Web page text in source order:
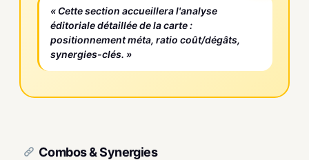
« Cette section accueillera l'analyse
éditoriale détaillée de la carte :
positionnement méta, ratio coût/dégâts,
synergies-clés. »
Combos & Synergies